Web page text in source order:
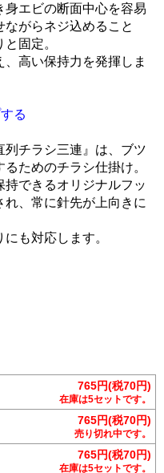
身エビの断面中心を容易
がらネジ込めること
固定。
高い保持力を発揮しま
る
列チラシ三連』は、ブツ
ためのチラシ仕掛け。
できるオリジナルフッ
、常に針先が上向きに
も対応します。
765円(税70円)
在庫は5セットです。
765円(税70円)
売り切れ中です。
765円(税70円)
在庫は5セットです。